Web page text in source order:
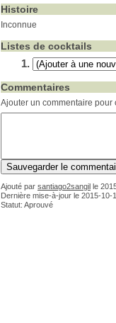
Histoire
Inconnue
Listes de cocktails
Commentaires
Ajouter un commentaire pour
Ajouté par santiago2sangil le
Dernière mise-à-jour le 2015-10-
Statut: Aprouvé